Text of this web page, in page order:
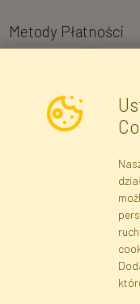
Metody Płatności
Dane rejestrowe